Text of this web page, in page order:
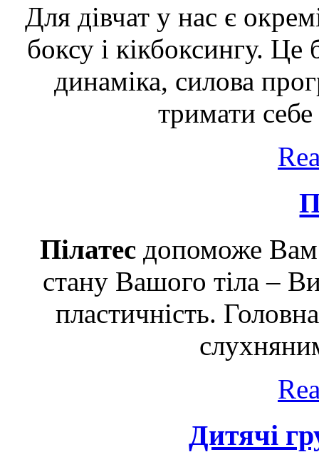
Для дівчат у нас є
боксу і кікбоксингу.
динаміка, силова
тримати
Пілатес допоможе Вам
стану Вашого тіла – Ви
пластичність.
Дитячі